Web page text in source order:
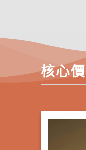
核心